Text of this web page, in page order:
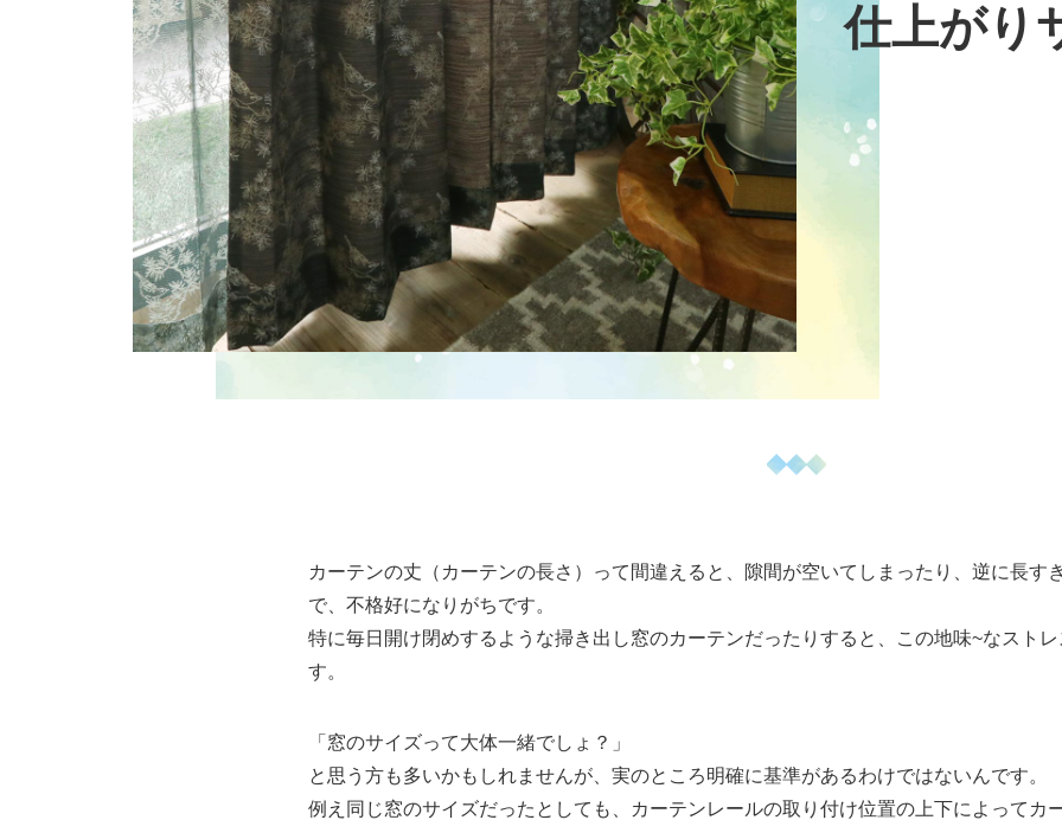
仕上がり
カーテンの丈（カーテンの長さ）って間違えると、隙間が空いてしまったり、逆に長す
で、不格好になりがちです。
特に毎日開け閉めするような掃き出し窓のカーテンだったりすると、この地味~なスト
す。
「窓のサイズって大体一緒でしょ？」
と思う方も多いかもしれませんが、実のところ明確に基準があるわけではないんです。
例え同じ窓のサイズだったとしても、カーテンレールの取り付け位置の上下によってカ